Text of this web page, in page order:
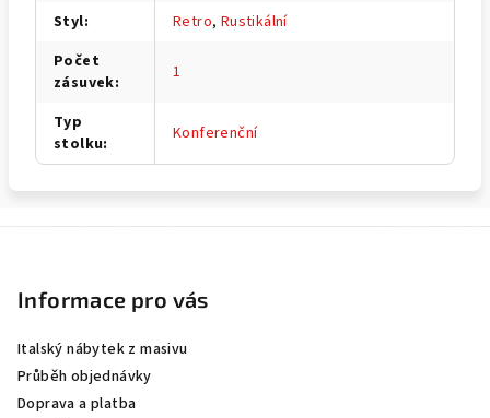
Styl: Retro, Rustikální
Počet
zásuvek: 1
Typ
stolku: Konferenční
Informace pro vás
Italský nábytek z masivu
Průběh objednávky
Doprava a platba